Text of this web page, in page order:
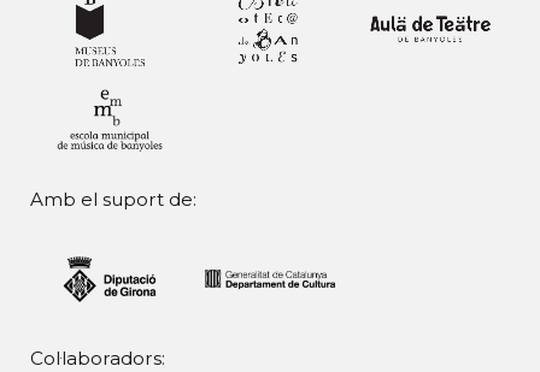
Amb el suport de:
Col·laboradors: